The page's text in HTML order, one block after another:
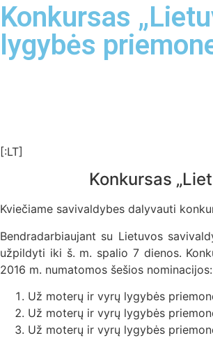
Konkursas
lygybės
[:LT]
Konkursas
Kviečiame savivaldybes dalyvauti
Bendradarbiaujant su Lietuvos
užpildyti iki š. m. spalio 7 dienos.
2016 m. numatomos šešios nominacijos:
Už moterų ir vyrų lygybės
Už moterų ir vyrų lygybės
Už moterų ir vyrų lygybės